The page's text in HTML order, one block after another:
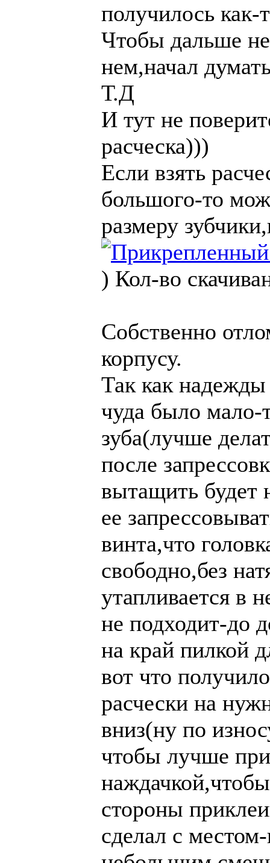
получилось как-
Чтобы дальше
нем,начал
Т.Д
И тут не
расческа)))
Если взять
большого-то
размеру
) Кол-во
Собственно
корпусу.
Так как надежды
чуда было мало-
зуба(лучше
после
вытащить будет
ее
винта,что
свободно,без
утапливается в
не подходит-до
на край пилкой
вот что
расчески на
вниз(ну по
чтобы лучше
стороны
сделал с